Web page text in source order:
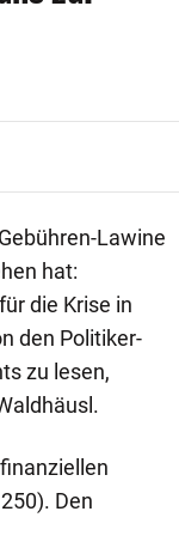
Lawine
hat:
die Krise in
den Politiker-
zu lesen,
Den